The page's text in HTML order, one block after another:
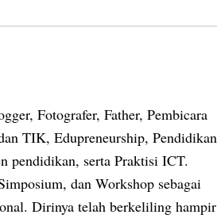
Fotografer, Father, Pembicara
TIK, Edupreneurship, Pendidikan
pendidikan, serta Praktisi ICT.
dan Workshop sebagai
Dirinya telah berkeliling hampir